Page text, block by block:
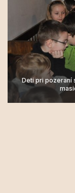
Deti pri pozeraní